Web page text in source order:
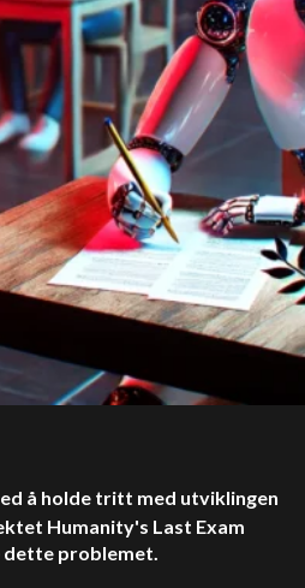
å holde tritt med utviklingen
Humanity's Last Exam
dette problemet.